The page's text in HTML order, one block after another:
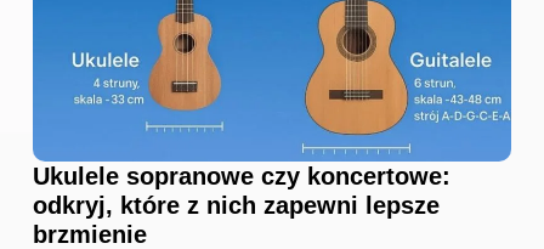
Ukulele sopranowe czy koncertowe:
odkryj, które z nich zapewni lepsze
brzmienie